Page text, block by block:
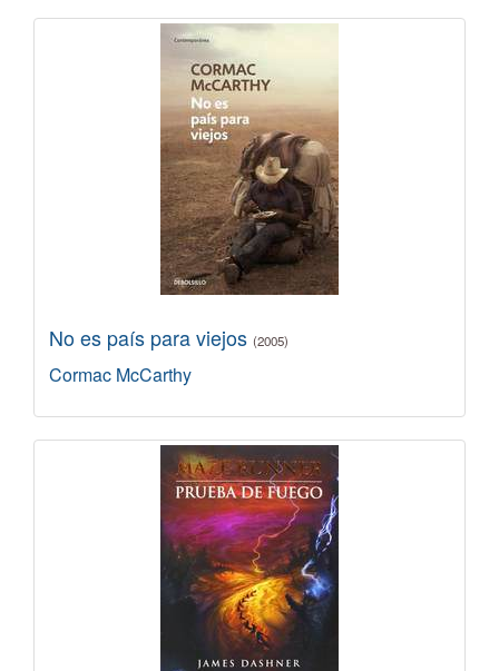
No es país para viejos (2005)
Cormac McCarthy